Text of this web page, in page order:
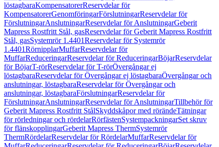
löstagbaraKompensatorerReservdelar för
KompensatorerGenomföringarFörslutningarReservdelar för
FörslutningarAnslutningarReservdelar för AnslutningarGeberit
Mapress Rostfritt Stål, gasReservdelar för Geberit Mapress Rostfritt
Stål, gasSystemrör 1.4401Reservdelar för Systemrör
1.4401RörnipplarMuffarReservdelar för
MuffarReduceringarReservdelar för ReduceringarBöjarReservdelar
för BöjarT-rörReservdelar för T-rörÖvergångar ej
löstagbaraReservdelar för Övergångar ej löstagbaraÖvergångar och
anslutningar, löstagbaraReservdelar för Övergångar och
anslutningar, löstagbaraFörslutningarReservdelar för
FörslutningarAnslutningarReservdelar för AnslutningarTillbehör för
Geberit Mapress Rostfritt StålSkyddskåpor med rörändeTätningar
för rörledningar och rördelarRörfästenSystempackningarSet skruv
för flänskopplingarGeberit Mapress ThermSystemrör
ThermRördelarReservdelar för RördelarMuffarReservdelar för